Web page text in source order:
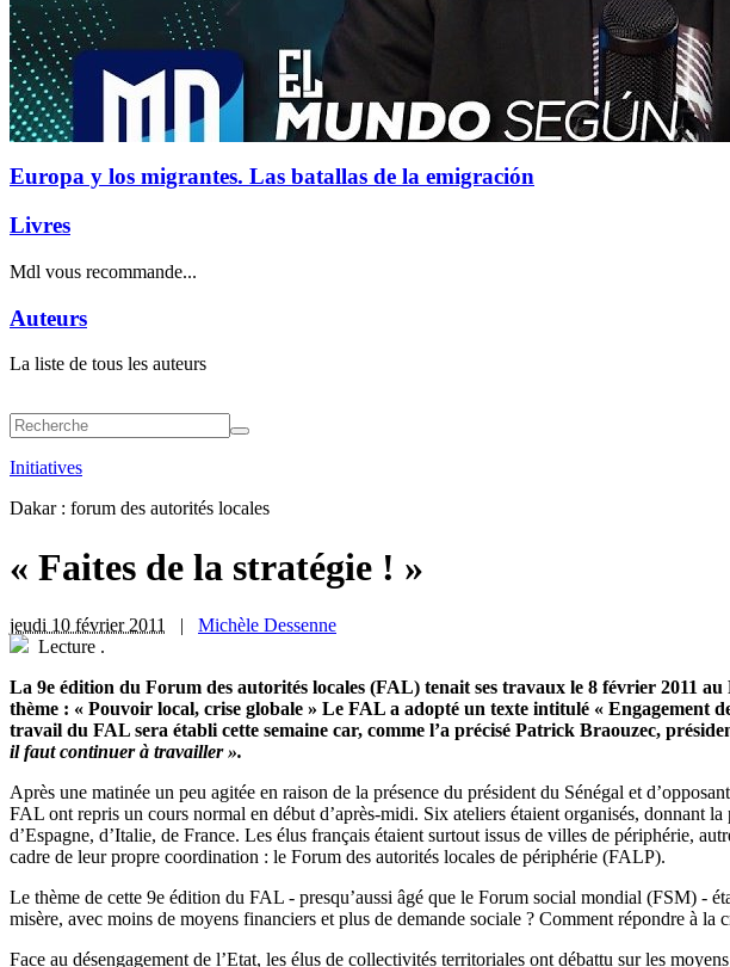
Europa y los migrantes. Las batallas de la emigración
Livres
Mdl vous recommande...
Auteurs
La liste de tous les auteurs
Initiatives
Dakar : forum des autorités locales
« Faites de la stratégie ! »
jeudi 10 février 2011 | Michèle Dessenne
Lecture .
La 9e édition du Forum des autorités locales (FAL) tenait ses travaux le 8 février 2011
thème : « Pouvoir local, crise globale » Le FAL a adopté un texte intitulé « Engagement
travail du FAL sera établi cette semaine car, comme l’a précisé Patrick Braouzec,
il faut continuer à travailler ».
Après une matinée un peu agitée en raison de la présence du président du Sénégal et
FAL ont repris un cours normal en début d’après-midi. Six ateliers étaient organisés, donnant
d’Espagne, d’Italie, de France. Les élus français étaient surtout issus de villes de périphérie,
cadre de leur propre coordination : le Forum des autorités locales de périphérie (FALP).
Le thème de cette 9e édition du FAL - presqu’aussi âgé que le Forum social mondial (FSM) -
misère, avec moins de moyens financiers et plus de demande sociale ? Comment répondre à
Face au désengagement de l’Etat, les élus de collectivités territoriales ont débattu sur les